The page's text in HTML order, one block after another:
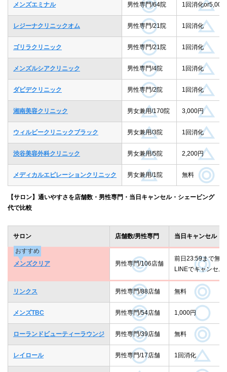
メンズエミナル 男性専門/64院 1回消化or5,000
レジーナクリニックオム 男性専門/21院 1回消化
ゴリラクリニック 男性専門/21院 1回消化
メンズルシアクリニック 男性専門/4院 1回消化
ダビデクリニック 男性専門/2院 1回消化
湘南美容クリニック 男女兼用/170院 3,000円
ウィルビークリニックブラック 男女兼用/3院 1回消化
渋谷美容外科クリニック 男女兼用/5院 2,200円
メディカルエピレーションクリニック 男女兼用/1院 無料
【サロン】通いやすさを店舗数・男性専門・当日キャンセル・シェービング
代で比較
サロン 店舗数/男性専門 当日キャンセル
おすすめ
メンズクリア
男性専門/106店舗
前日23:59まで無料
LINEでキャンセル
リンクス 男性専門/88店舗 無料
メンズTBC 男性専門/54店舗 1,000円
ローランドビューティーラウンジ 男性専門/39店舗 無料
レイロール 男性専門/17店舗 1回消化